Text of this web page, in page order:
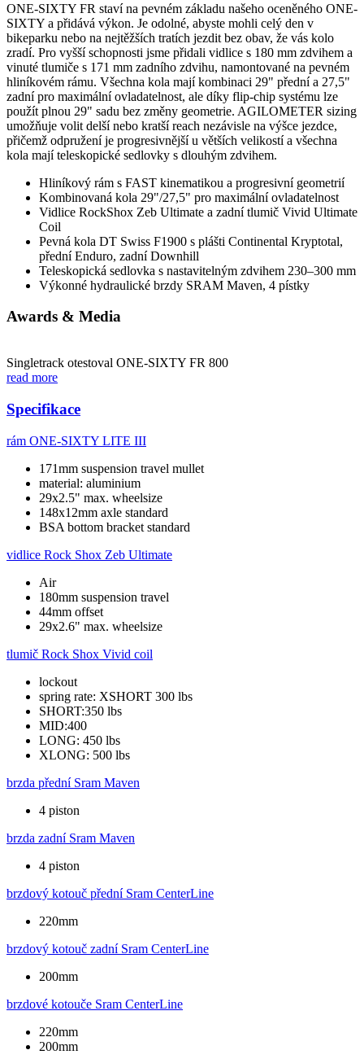
ONE-SIXTY FR staví na pevném základu našeho oceněného ONE-
SIXTY a přidává výkon. Je odolné, abyste mohli celý den v
bikeparku nebo na nejtěžších tratích jezdit bez obav, že vás kolo
zradí. Pro vyšší schopnosti jsme přidali vidlice s 180 mm zdvihem a
vinuté tlumiče s 171 mm zadního zdvihu, namontované na pevném
hliníkovém rámu. Všechna kola mají kombinaci 29" přední a 27,5"
zadní pro maximální ovladatelnost, ale díky flip-chip systému lze
použít plnou 29" sadu bez změny geometrie. AGILOMETER sizing
umožňuje volit delší nebo kratší reach nezávisle na výšce jezdce,
přičemž odpružení je progresivnější u větších velikostí a všechna
kola mají teleskopické sedlovky s dlouhým zdvihem.
Hliníkový rám s FAST kinematikou a progresivní geometrií
Kombinovaná kola 29"/27,5" pro maximální ovladatelnost
Vidlice RockShox Zeb Ultimate a zadní tlumič Vivid Ultimate
Coil
Pevná kola DT Swiss F1900 s plášti Continental Kryptotal,
přední Enduro, zadní Downhill
Teleskopická sedlovka s nastavitelným zdvihem 230–300 mm
Výkonné hydraulické brzdy SRAM Maven, 4 pístky
Awards & Media
Singletrack otestoval ONE-SIXTY FR 800
read more
Specifikace
rám ONE-SIXTY LITE III
171mm suspension travel mullet
material: aluminium
29x2.5" max. wheelsize
148x12mm axle standard
BSA bottom bracket standard
vidlice Rock Shox Zeb Ultimate
Air
180mm suspension travel
44mm offset
29x2.6" max. wheelsize
tlumič Rock Shox Vivid coil
lockout
spring rate: XSHORT 300 lbs
SHORT:350 lbs
MID:400
LONG: 450 lbs
XLONG: 500 lbs
brzda přední Sram Maven
4 piston
brzda zadní Sram Maven
4 piston
brzdový kotouč přední Sram CenterLine
220mm
brzdový kotouč zadní Sram CenterLine
200mm
brzdové kotouče Sram CenterLine
220mm
200mm